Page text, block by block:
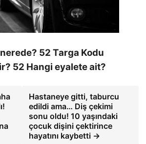
52 Targa Kodu
52 Hangi eyalete ait?
Hastaneye gitti, taburcu
edildi ama… Diş çekimi
sonu oldu! 10 yaşındaki
çocuk dişini çektirince
hayatını kaybetti →